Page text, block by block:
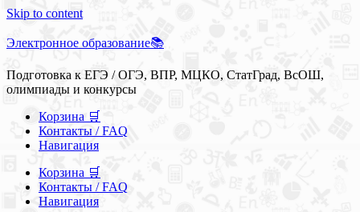
Skip to content
Электронное образование📚
Подготовка к ЕГЭ / ОГЭ, ВПР, МЦКО, СтатГрад, ВсОШ,
олимпиады и конкурсы
Корзина 🛒
Контакты / FAQ
Навигация
Корзина 🛒
Контакты / FAQ
Навигация